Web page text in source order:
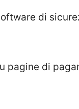
di
pagine di